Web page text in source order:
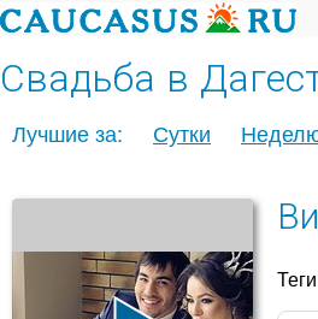
Свадьба в
Лучшие за: Сутки